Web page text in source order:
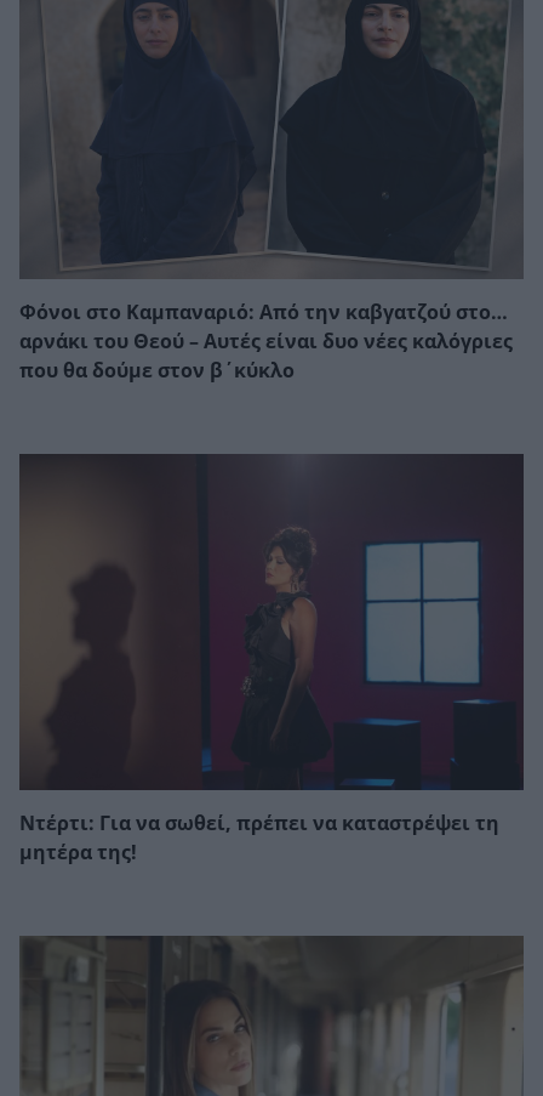
Φόνοι στο Καμπαναριό: Από την καβγατζού στο…
αρνάκι του Θεού – Αυτές είναι δυο νέες καλόγριες
που θα δούμε στον β΄κύκλο
Ντέρτι: Για να σωθεί, πρέπει να καταστρέψει τη
μητέρα της!